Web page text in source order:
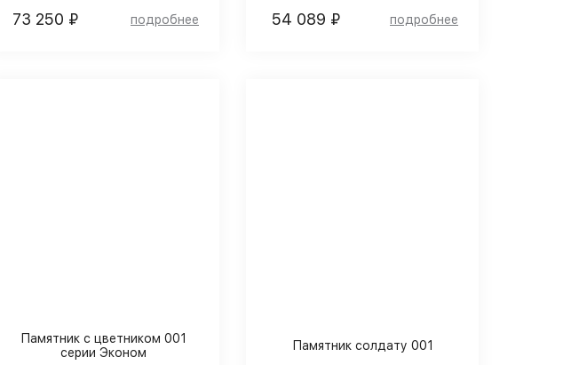
73 250 ₽ 54 089 ₽
Памятник с цветником 001
серии Эконом
Памятник солдату 001